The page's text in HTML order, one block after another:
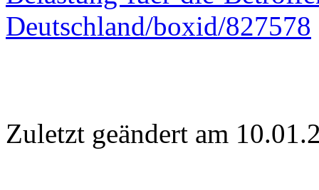
Deutschland/boxid/827578
Zuletzt geändert am